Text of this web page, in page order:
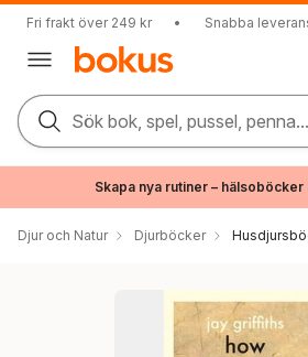
Fri frakt över 249 kr • Snabba
Sök bok, spel, pussel, penna...
Skapa nya rutiner –
Djur och Natur Djurböcker